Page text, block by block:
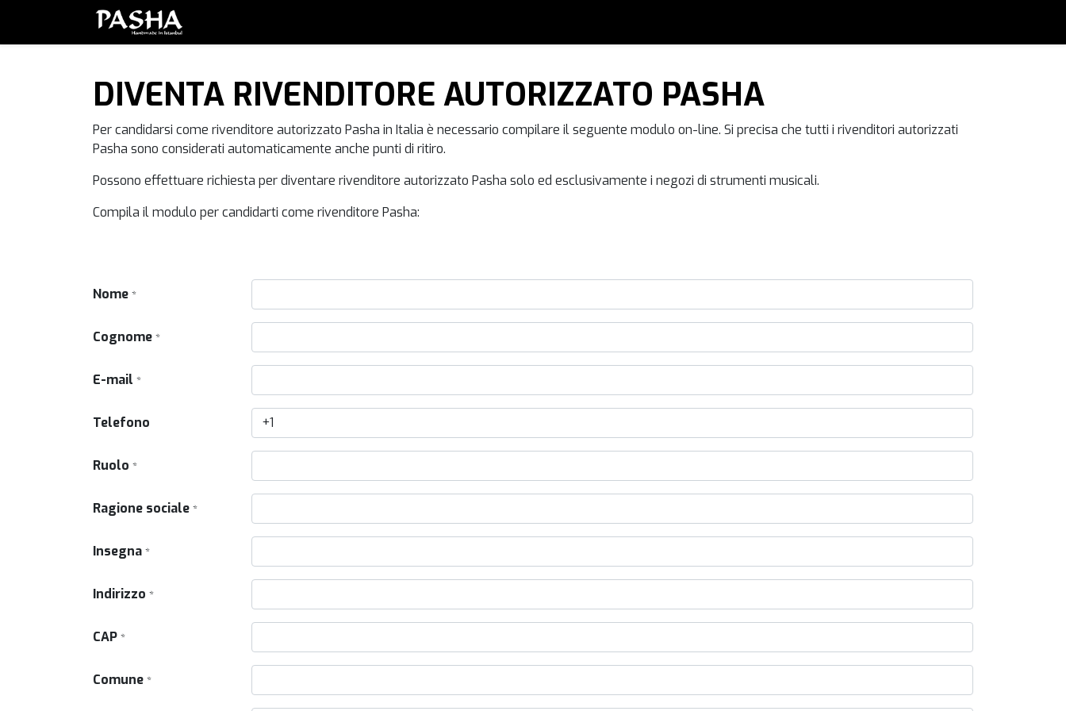
DIVENTA RIVENDITORE AUTORIZZATO PASHA
Per candidarsi come rivenditore autorizzato Pasha in Italia è necessario compilare il seguente modulo on-line. Si precisa che tutti i rivenditori autorizzati
Pasha sono considerati automaticamente anche punti di ritiro.
Possono effettuare richiesta per diventare rivenditore autorizzato Pasha solo ed esclusivamente i negozi di strumenti musicali.
Compila il modulo per candidarti come rivenditore Pasha:
Nome *
Cognome *
E-mail *
Telefono
Ruolo *
Ragione sociale *
Insegna *
Indirizzo *
CAP *
Comune *